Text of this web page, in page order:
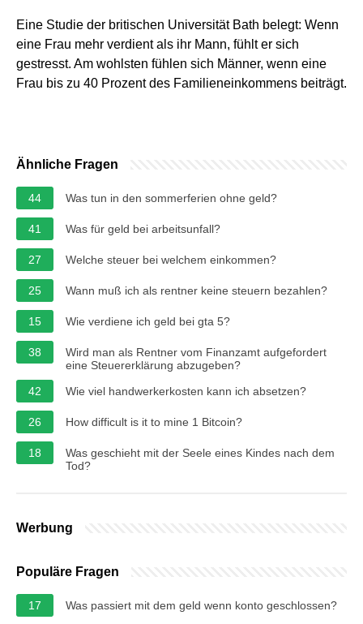
Eine Studie der britischen Universität Bath belegt: Wenn
eine Frau mehr verdient als ihr Mann, fühlt er sich
gestresst. Am wohlsten fühlen sich Männer, wenn eine
Frau bis zu 40 Prozent des Familieneinkommens beiträgt.
Ähnliche Fragen
44 Was tun in den sommerferien ohne geld?
41 Was für geld bei arbeitsunfall?
27 Welche steuer bei welchem einkommen?
25 Wann muß ich als rentner keine steuern bezahlen?
15 Wie verdiene ich geld bei gta 5?
38
Wird man als Rentner vom Finanzamt aufgefordert
eine Steuererklärung abzugeben?
42
Wie viel handwerkerkosten kann ich absetzen?
26 How difficult is it to mine 1 Bitcoin?
18
Was geschieht mit der Seele eines Kindes nach dem
Tod?
Werbung
Populäre Fragen
17 Was passiert mit dem geld wenn konto geschlossen?